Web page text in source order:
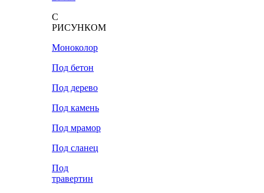
С
РИСУНКОМ
Моноколор
Под бетон
Под дерево
Под камень
Под мрамор
Под сланец
Под
травертин